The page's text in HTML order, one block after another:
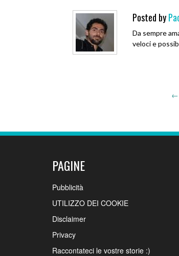
Posted by
Da sempre
veloci e
navigation
←
PAGINE
Pubblicità
UTILIZZO DEI COOKIE
Disclaimer
Privacy
Raccontateci le vostre storie :)